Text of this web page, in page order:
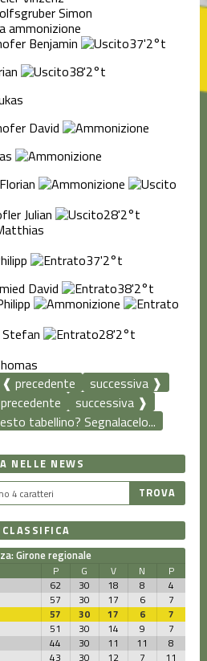
Simon
Benjamin
37'2°t
38'2°t
David
Julian 28'2°t
37'2°t
David
38'2°t
Stefan 28'2°t
❰ precedente
successiva ❱
successiva ❱
tabellino? Segnalacelo...
NELLE NEWS
Girone regionale
P G V N
P
62 30 18 8
4
57 30 17 6
7
57 30 17 6
7
51 30 14 9
7
44 30 11 11
8
43 30 12 7 11